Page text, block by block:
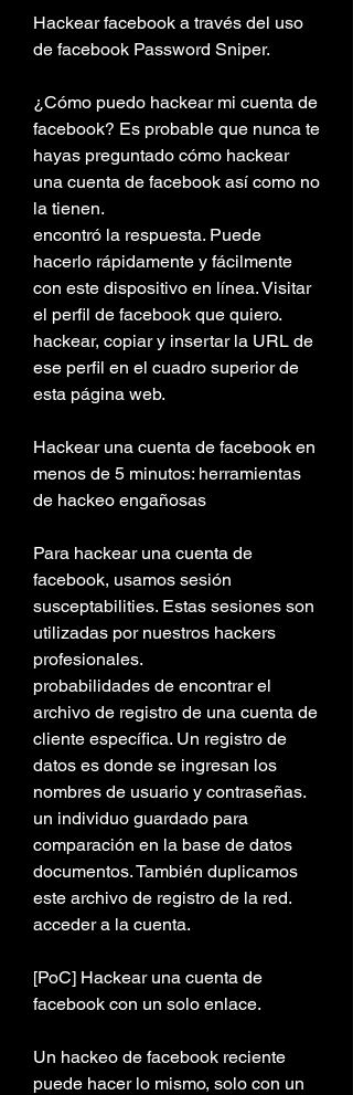
Hackear facebook a través del uso
de facebook Password Sniper.
¿Cómo puedo hackear mi cuenta de
facebook? Es probable que nunca te
hayas preguntado cómo hackear
una cuenta de facebook así como no
la tienen.
encontró la respuesta. Puede
hacerlo rápidamente y fácilmente
con este dispositivo en línea. Visitar
el perfil de facebook que quiero.
hackear, copiar y insertar la URL de
ese perfil en el cuadro superior de
esta página web.
Hackear una cuenta de facebook en
menos de 5 minutos: herramientas
de hackeo engañosas
Para hackear una cuenta de
facebook, usamos sesión
susceptabilities. Estas sesiones son
utilizadas por nuestros hackers
profesionales.
probabilidades de encontrar el
archivo de registro de una cuenta de
cliente específica. Un registro de
datos es donde se ingresan los
nombres de usuario y contraseñas.
un individuo guardado para
comparación en la base de datos
documentos. También duplicamos
este archivo de registro de la red.
acceder a la cuenta.
[PoC] Hackear una cuenta de
facebook con un solo enlace.
Un hackeo de facebook reciente
puede hacer lo mismo, solo con un